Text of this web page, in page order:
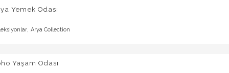
Yemek Odası
, Arya Collection
Yaşam Odası